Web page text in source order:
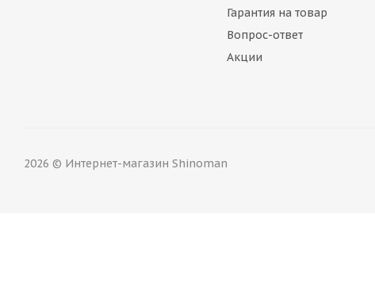
Гарантия на товар
Вопрос-ответ
Акции
2026 © Интернет-магазин Shinoman